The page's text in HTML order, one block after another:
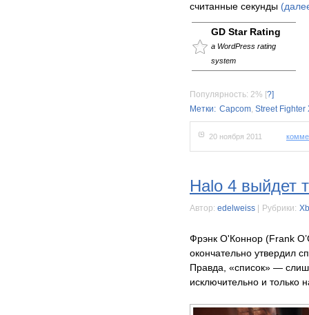
считанные секунды
GD Star Rating
a WordPress rating
system
Популярность: 2% [?]
Метки: Capcom, Street Fighter
20 ноября 2011
Halo 4 выйдет
Автор: edelweiss Рубрики:
Фрэнк О'Коннор (Frank
окончательно утвердил
Правда, «список» —
исключительно и только